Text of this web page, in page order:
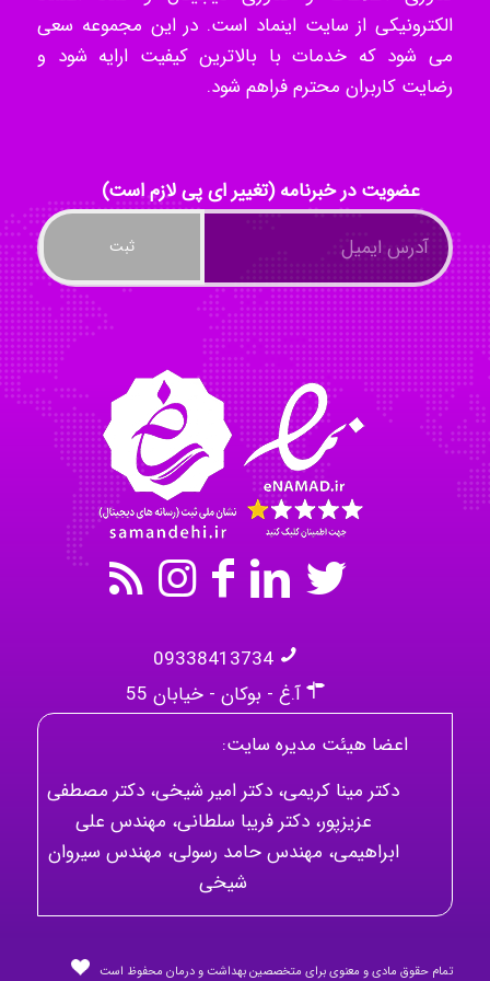
kimiya zirakpoor
Nazaninkarkon
Omid
Mehrab
الکترونیکی از سایت اینماد است. در این مجموعه سعی
می شود که خدمات با بالاترین کیفیت ارایه شود و
رضایت کاربران محترم فراهم شود.
عضویت در خبرنامه (تغییر ای پی لازم است)
09338413734
آ.غ - بوکان - خیابان 55
اعضا هیئت مدیره سایت:
دکتر مینا کریمی، دکتر امیر شیخی، دکتر مصطفی
عزیزپور، دکتر فریبا سلطانی، مهندس علی
ابراهیمی، مهندس حامد رسولی، مهندس سیروان
شیخی
تمام حقوق مادی و معنوی برای متخصصین بهداشت و درمان محفوظ است